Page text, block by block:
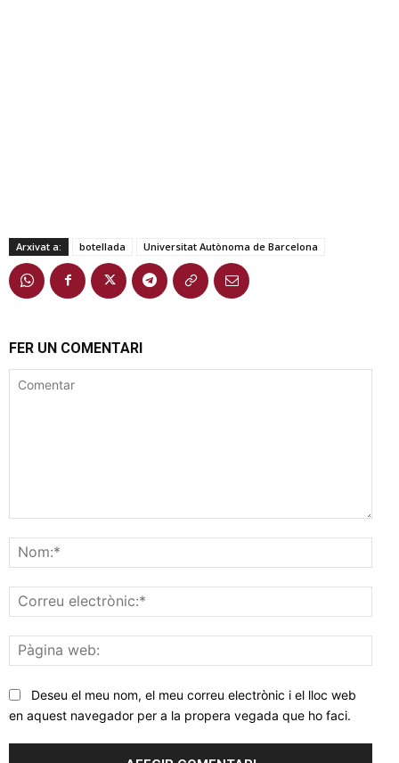
Arxivat a: botellada Universitat Autònoma de Barcelona
FER UN COMENTARI
web:
Deseu el meu nom, el meu correu electrònic i el lloc web
en aquest navegador per a la propera vegada que ho faci.